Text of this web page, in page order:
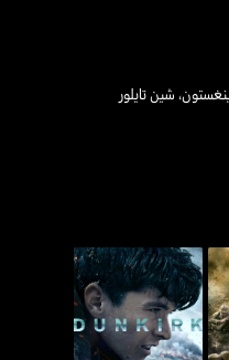
، شين تايلور
دانكيرك